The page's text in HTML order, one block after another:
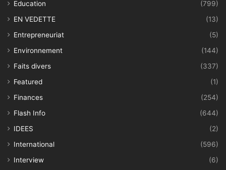
Education
(799)
EN VEDETTE
(13)
Entrepreneuriat
(5)
Environnement
(144)
Faits divers
(337)
Featured
(1)
Finances
(254)
Flash Info
(644)
IDEES
(2)
International
(596)
Interview
(6)